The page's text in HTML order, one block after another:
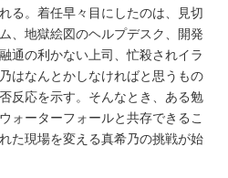
る。着任早々目にしたのは、見切
、地獄絵図のヘルプデスク、開発
通の利かない上司、忙殺されイラ
なんとかしなければと思うもの
反応を示す。そんなとき、ある勉
ォーターフォールと共存できるこ
た現場を変える真希乃の挑戦が始